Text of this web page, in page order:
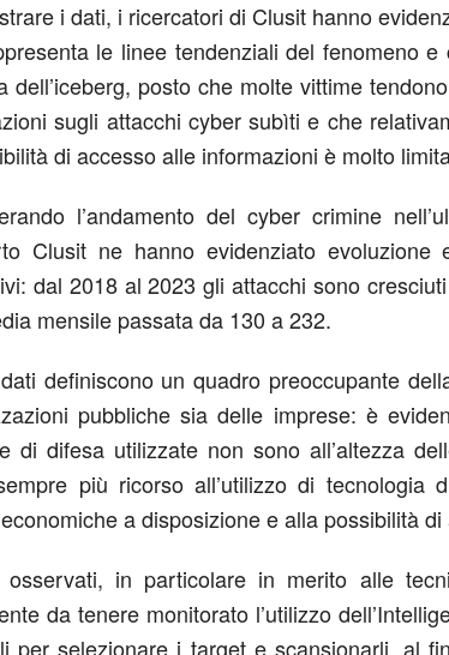
i dati, i ricercatori di Clusit hanno
le linee tendenziali del fenomeno
dell’iceberg, posto che molte vittime
sugli attacchi cyber subìti e che
di accesso alle informazioni è molto
l’andamento del cyber crimine
Clusit ne hanno evidenziato
dal 2018 al 2023 gli attacchi sono
mensile passata da 130 a 232.
definiscono un quadro preoccupante
pubbliche sia delle imprese: è
di difesa utilizzate non sono all’altezza
più ricorso all’utilizzo di tecnologia
a disposizione e alla possibilità
in particolare in merito alle
da tenere monitorato l’utilizzo
per selezionare i target e scansionarli, al